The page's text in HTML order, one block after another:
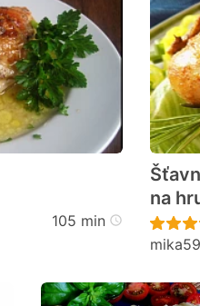
hodnocen
105 min
na
mika59